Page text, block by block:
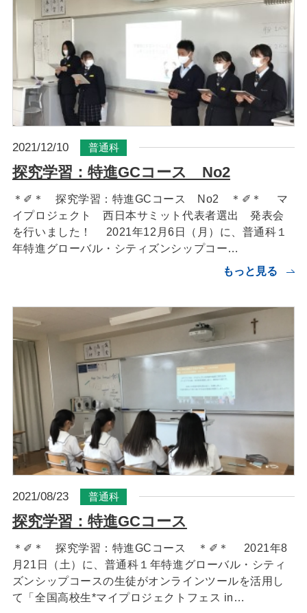
2021/12/10 普通科
探究学習：特進GCコース No2
＊✐＊ 探究学習：特進GCコース No2 ＊✐＊ マ
イプロジェクト 西日本サミット代表者選出 発表会
を行いました！ 2021年12月6日（月）に、普通科１
年特進グローバル・シティズンシップコー…
もっと見る
2021/08/23 普通科
探究学習：特進GCコース
＊✐＊ 探究学習：特進GCコース ＊✐＊ 2021年8
月21日（土）に、普通科１年特進グローバル・シティ
ズンシップコースの生徒がオンラインツールを活用し
て「全国高校生*マイプロジェクトフェス in…